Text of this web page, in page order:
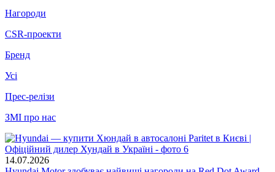
Нагороди
CSR-проекти
Бренд
Усі
Прес-релізи
ЗМІ про нас
14.07.2026